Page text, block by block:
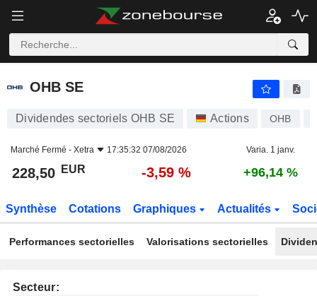
OHB SE
OHB SE
Dividendes sectoriels OHB SE Actions OHB
Marché Fermé - Xetra 17:35:32 07/08/2026 Varia. 1 janv.
228,50 EUR -3,59 % +96,14 %
Synthèse Cotations Graphiques Actualités
Performances sectorielles Valorisations sectorielles
Secteur: